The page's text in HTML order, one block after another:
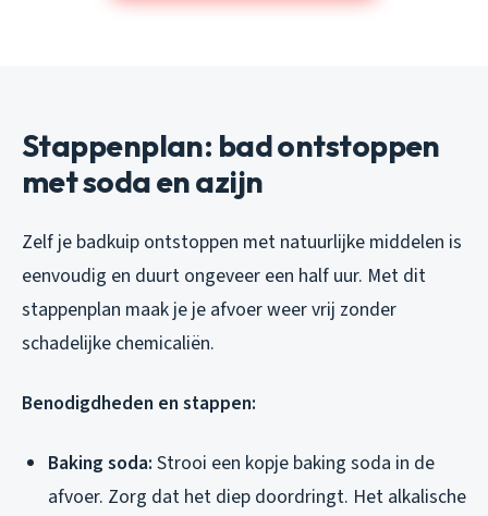
Stappenplan: bad ontstoppen
met soda en azijn
Zelf je badkuip ontstoppen met natuurlijke middelen is
eenvoudig en duurt ongeveer een half uur. Met dit
stappenplan maak je je afvoer weer vrij zonder
schadelijke chemicaliën.
Benodigdheden en stappen:
Baking soda: Strooi een kopje baking soda in de
afvoer. Zorg dat het diep doordringt. Het alkalische